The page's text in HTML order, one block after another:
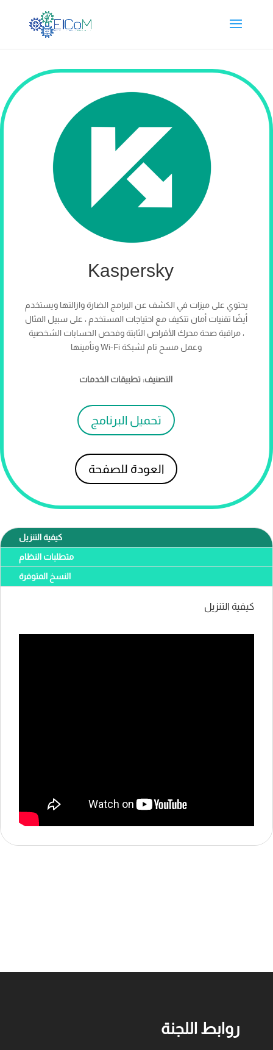
Kaspersky
يحتوي على ميزات في الكشف عن البرامج الضارة وازالتها ويستخدم
أيضًا تقنيات أمان تتكيف مع احتياجات المستخدم ، على سبيل المثال
، مراقبة صحة محرك الأقراص الثابتة وفحص الحسابات الشخصية
وعمل مسح تام لشبكة Wi-Fi وتأمينها
التصنيف: تطبيقات الخدمات
تحميل البرنامج
العودة للصفحة
كيفية التنزيل
متطلبات النظام
النسخ المتوفرة
كيفية التنزيل